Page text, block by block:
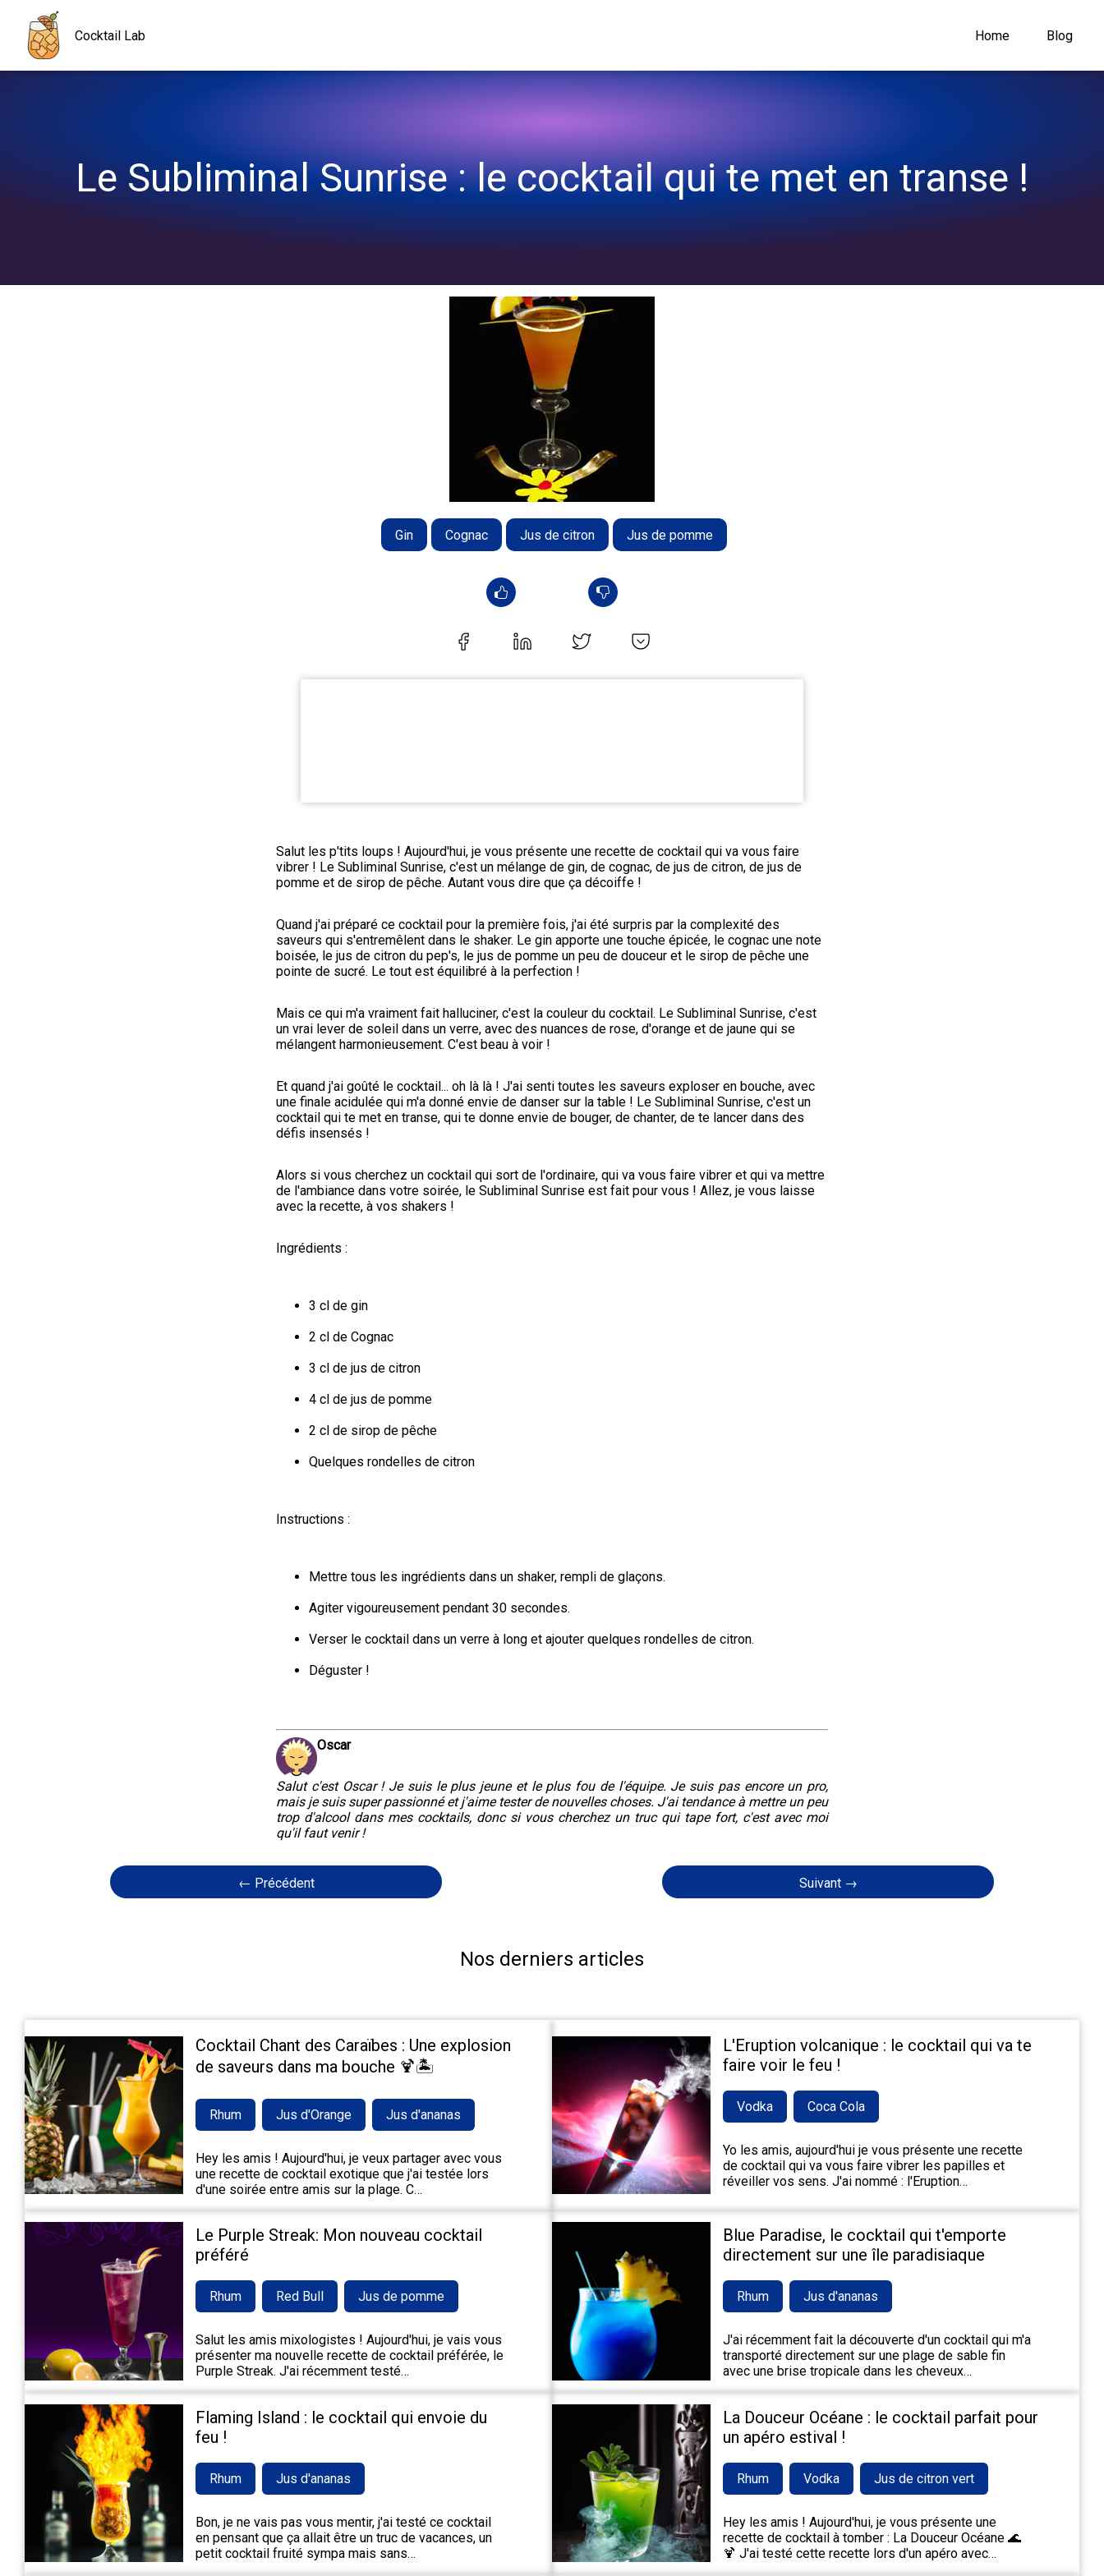
Cocktail Lab Home Blog
Le Subliminal Sunrise : le cocktail qui te met en transe !
Gin Cognac Jus de citron Jus de pomme
Salut les p'tits loups ! Aujourd'hui, je vous présente une recette de cocktail qui va vous faire
vibrer ! Le Subliminal Sunrise, c'est un mélange de gin, de cognac, de jus de citron, de jus de
pomme et de sirop de pêche. Autant vous dire que ça décoiffe !
Quand j'ai préparé ce cocktail pour la première fois, j'ai été surpris par la complexité des
saveurs qui s'entremêlent dans le shaker. Le gin apporte une touche épicée, le cognac une note
boisée, le jus de citron du pep's, le jus de pomme un peu de douceur et le sirop de pêche une
pointe de sucré. Le tout est équilibré à la perfection !
Mais ce qui m'a vraiment fait halluciner, c'est la couleur du cocktail. Le Subliminal Sunrise, c'est
un vrai lever de soleil dans un verre, avec des nuances de rose, d'orange et de jaune qui se
mélangent harmonieusement. C'est beau à voir !
Et quand j'ai goûté le cocktail... oh là là ! J'ai senti toutes les saveurs exploser en bouche, avec
une finale acidulée qui m'a donné envie de danser sur la table ! Le Subliminal Sunrise, c'est un
cocktail qui te met en transe, qui te donne envie de bouger, de chanter, de te lancer dans des
défis insensés !
Alors si vous cherchez un cocktail qui sort de l'ordinaire, qui va vous faire vibrer et qui va mettre
de l'ambiance dans votre soirée, le Subliminal Sunrise est fait pour vous ! Allez, je vous laisse
avec la recette, à vos shakers !
Ingrédients :
3 cl de gin
2 cl de Cognac
3 cl de jus de citron
4 cl de jus de pomme
2 cl de sirop de pêche
Quelques rondelles de citron
Instructions :
Mettre tous les ingrédients dans un shaker, rempli de glaçons.
Agiter vigoureusement pendant 30 secondes.
Verser le cocktail dans un verre à long et ajouter quelques rondelles de citron.
Déguster !
Oscar
Salut c'est Oscar ! Je suis le plus jeune et le plus fou de l'équipe. Je suis pas encore un pro,
mais je suis super passionné et j'aime tester de nouvelles choses. J'ai tendance à mettre un peu
trop d'alcool dans mes cocktails, donc si vous cherchez un truc qui tape fort, c'est avec moi
qu'il faut venir !
← Précédent Suivant →
Nos derniers articles
Cocktail Chant des Caraïbes : Une explosion
de saveurs dans ma bouche 🍹🏝️
Rhum Jus d'Orange Jus d'ananas
Hey les amis ! Aujourd'hui, je veux partager avec vous
une recette de cocktail exotique que j'ai testée lors
d'une soirée entre amis sur la plage. C…
L'Eruption volcanique : le cocktail qui va te
faire voir le feu !
Vodka Coca Cola
Yo les amis, aujourd'hui je vous présente une recette
de cocktail qui va vous faire vibrer les papilles et
réveiller vos sens. J'ai nommé : l'Eruption…
Le Purple Streak: Mon nouveau cocktail
préféré
Rhum Red Bull Jus de pomme
Salut les amis mixologistes ! Aujourd'hui, je vais vous
présenter ma nouvelle recette de cocktail préférée, le
Purple Streak. J'ai récemment testé…
Blue Paradise, le cocktail qui t'emporte
directement sur une île paradisiaque
Rhum Jus d'ananas
J'ai récemment fait la découverte d'un cocktail qui m'a
transporté directement sur une plage de sable fin
avec une brise tropicale dans les cheveux…
Flaming Island : le cocktail qui envoie du
feu !
Rhum Jus d'ananas
Bon, je ne vais pas vous mentir, j'ai testé ce cocktail
en pensant que ça allait être un truc de vacances, un
petit cocktail fruité sympa mais sans…
La Douceur Océane : le cocktail parfait pour
un apéro estival !
Rhum Vodka Jus de citron vert
Hey les amis ! Aujourd'hui, je vous présente une
recette de cocktail à tomber : La Douceur Océane 🌊
🍹 J'ai testé cette recette lors d'un apéro avec…
Navigated to Le Subliminal Sunrise : le cocktail qui te met en transe !